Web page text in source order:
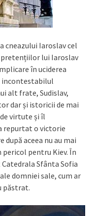
cneazului Iaroslav cel
lui Iaroslav
în uciderea
incontestabilul
alt frate, Sudislav,
dar și istoricii de mai
virtute și îl
repurtat o victorie
aceea nu au mai
pentru Kiev. În
Sfânta Sofia
domniei sale, cum ar
păstrat.